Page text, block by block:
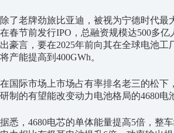
除了老牌劲旅比亚迪，被视为宁德时代最
在春节前发行IPO，总融资规模达500多
出豪言，要在2025年前向其在全球电池工
将产能提高到400GWh。
在国际市场上市场占有率排名老三的松下
研制的有望能改变动力电池格局的4680电
据悉，4680电芯的单体能量提高5倍，整车